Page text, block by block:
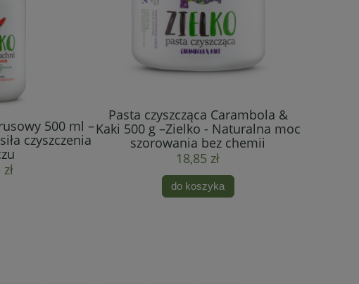
500 ml –
czyszczenia
Pasta czyszcząca Carambola &
Kaki 500 g –Zielko - Naturalna moc
szorowania bez chemii
18,85 zł
do koszyka